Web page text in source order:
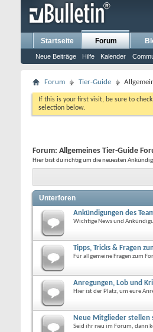
Startseite Forum
Neue Beiträge Hilfe Kalender
Forum Tier-Guide
If this is your first visit, be sure to
selection below.
Forum: Allgemeines Tier-Guide
Hier bist du richtig um die neuesten
Unterforen
Ankündigungen des
Wichtige News und
Tipps, Tricks & Fragen
Für allgemeine Fragen zum
Anregungen, Lob und
Hier ist der Platz, um eure
Neue Mitglieder stellen
Seid ihr neu im Forum, dann